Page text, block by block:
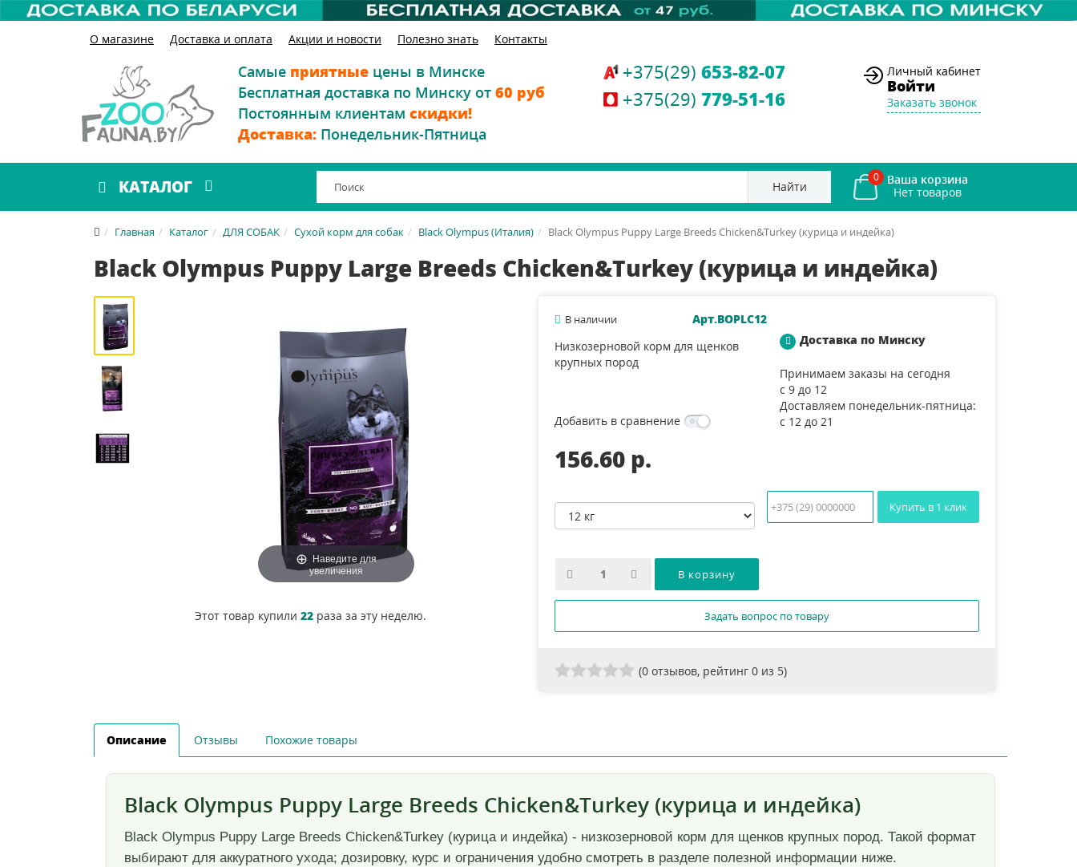
О магазине Доставка и оплата Акции и новости Полезно знать Контакты
Самые приятные цены в Минске
Бесплатная доставка по Минску от 60 руб
Постоянным клиентам скидки!
Доставка: Понедельник-Пятница
+375(29) 653-82-07
+375(29) 779-51-16
Личный кабинет
Войти
Заказать звонок
КАТАЛОГ Найти
0 Ваша корзина
Главная Каталог ДЛЯ СОБАК Сухой корм для собак Black Olympus (Италия) Black Olympus Puppy Large Breeds Chicken&Turkey (курица и индейка)
Black Olympus Puppy Large Breeds Chicken&Turkey (курица и индейка)
Наведите для
увеличения
Этот товар купили 22раза за эту неделю.
В наличии
Арт.BOPLC12
Низкозерновой корм для щенков
крупных пород
Добавить в сравнение
156.60 p.
Доставка по Минску
Принимаем заказы на сегодня
с 9 до 12
Доставляем понедельник-пятница:
с 12 до 21
Купить в 1 клик
Задать вопрос по товару
(0 отзывов, рейтинг 0 из 5)
Описание Отзывы Похожие товары
Black Olympus Puppy Large Breeds Chicken&Turkey (курица и индейка)
Black Olympus Puppy Large Breeds Chicken&Turkey (курица и индейка) - низкозерновой корм для щенков крупных пород. Такой формат
выбирают для аккуратного ухода; дозировку, курс и ограничения удобно смотреть в разделе полезной информации ниже.